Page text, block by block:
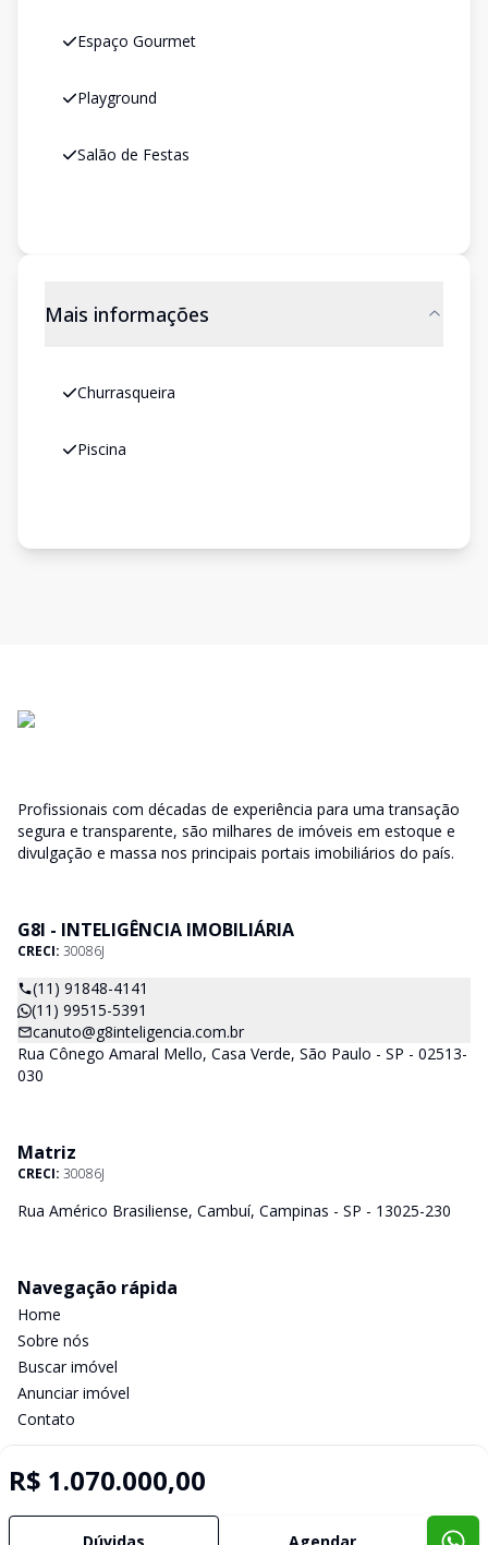
Espaço Gourmet
Playground
Salão de Festas
Mais informações
Churrasqueira
Piscina
R$ 1.070.000,00
Profissionais com décadas de experiência para uma transação
segura e transparente, são milhares de imóveis em estoque e
divulgação e massa nos principais portais imobiliários do país.
G8I - INTELIGÊNCIA IMOBILIÁRIA
CRECI: 30086J
(11) 91848-4141
(11) 99515-5391
canuto@g8inteligencia.com.br
Rua Cônego Amaral Mello, Casa Verde, São Paulo - SP - 02513-
030
Matriz
CRECI: 30086J
Rua Américo Brasiliense, Cambuí, Campinas - SP - 13025-230
Navegação rápida
Home
Sobre nós
Buscar imóvel
Anunciar imóvel
Contato
Selo de Tecnologia Loft